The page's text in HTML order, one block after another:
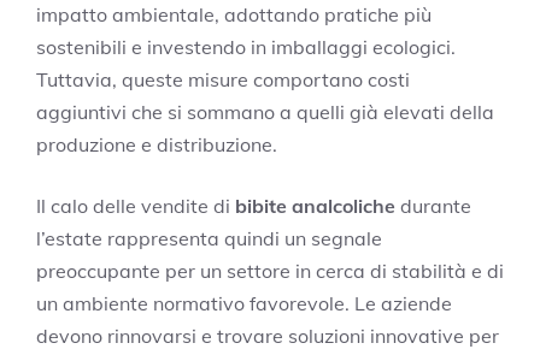
impatto ambientale, adottando pratiche più
sostenibili e investendo in imballaggi ecologici.
Tuttavia, queste misure comportano costi
aggiuntivi che si sommano a quelli già elevati della
produzione e distribuzione.
Il calo delle vendite di bibite analcoliche durante
l’estate rappresenta quindi un segnale
preoccupante per un settore in cerca di stabilità e di
un ambiente normativo favorevole. Le aziende
devono rinnovarsi e trovare soluzioni innovative per